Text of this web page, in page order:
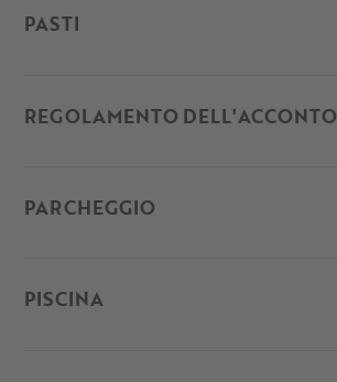
PASTI
REGOLAMENTO DELL'ACCONTO
PARCHEGGIO
PISCINA